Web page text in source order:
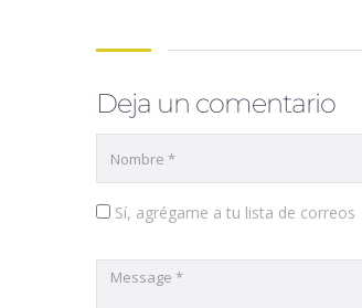
Deja un comentario
Sí, agrégame a tu lista de correos